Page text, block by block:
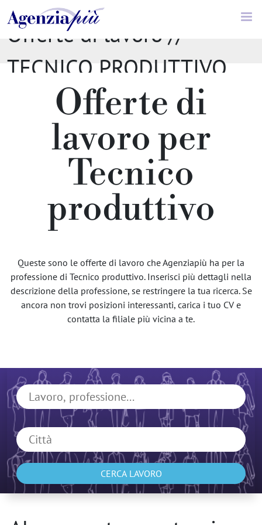
Offerte di lavoro //
TECNICO PRODUTTIVO
Offerte di
lavoro per
Tecnico
produttivo
Queste sono le offerte di lavoro che Agenziapiù ha per la
professione di Tecnico produttivo. Inserisci più dettagli nella
descrizione della professione, se restringere la tua ricerca. Se
ancora non trovi posizioni interessanti, carica i tuo CV e
contatta la filiale più vicina a te.
CERCA LAVORO